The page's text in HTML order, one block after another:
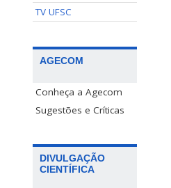
TV UFSC
AGECOM
Conheça a Agecom
Sugestões e Críticas
DIVULGAÇÃO
CIENTÍFICA